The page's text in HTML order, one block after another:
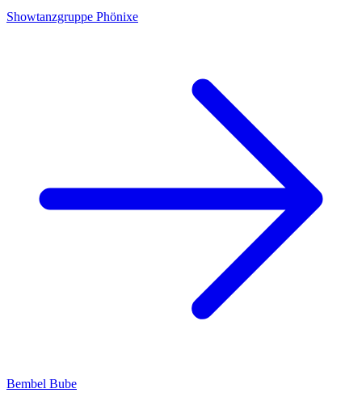
Showtanzgruppe Phönixe
Bembel Bube